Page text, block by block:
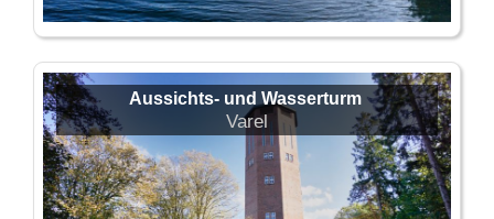
Aussichts- und Wasserturm
Varel